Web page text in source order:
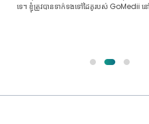
ទេ។ ខ្ញុំត្រូវបានទាក់ទងទៅដៃគូរបស់ GoMedii ន